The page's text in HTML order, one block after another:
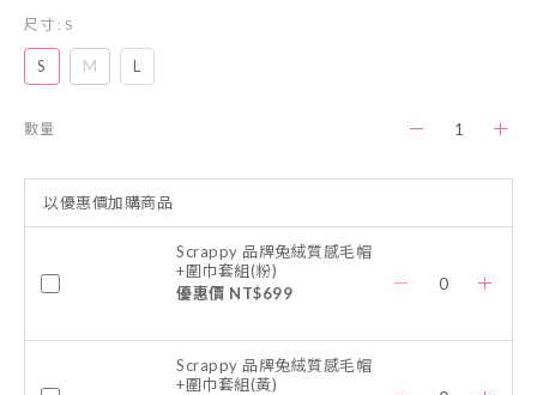
尺寸 : S
S M L
數量
以優惠價加購商品
Scrappy 品牌兔絨質感毛帽
+圍巾套組(粉)
優惠價 NT$699
Scrappy 品牌兔絨質感毛帽
+圍巾套組(黃)